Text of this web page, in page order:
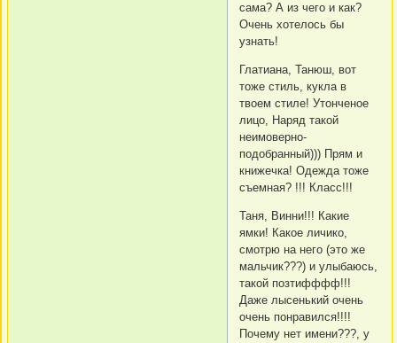
сама? А из чего и как?
Очень хотелось бы
узнать!
Глатиана, Танюш, вот
тоже стиль, кукла в
твоем стиле! Утонченое
лицо, Наряд такой
неимоверно-
подобранный))) Прям и
книжечка! Одежда тоже
съемная? !!! Класс!!!
Таня, Винни!!! Какие
ямки! Какое личико,
смотрю на него (это же
мальчик???) и улыбаюсь,
такой позтифффф!!!
Даже лысенький очень
очень понравился!!!!
Почему нет имени???, у